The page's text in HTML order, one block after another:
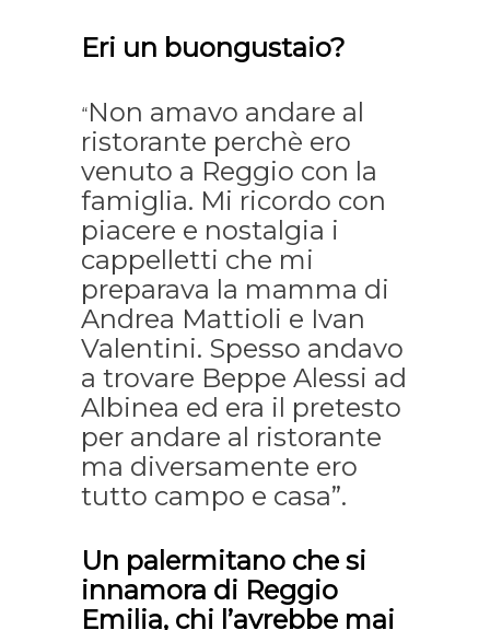
Eri un buongustaio?
“Non amavo andare al
ristorante perchè ero
venuto a Reggio con la
famiglia. Mi ricordo con
piacere e nostalgia i
cappelletti che mi
preparava la mamma di
Andrea Mattioli e Ivan
Valentini. Spesso andavo
a trovare Beppe Alessi ad
Albinea ed era il pretesto
per andare al ristorante
ma diversamente ero
tutto campo e casa”.
Un palermitano che si
innamora di Reggio
Emilia, chi l’avrebbe mai